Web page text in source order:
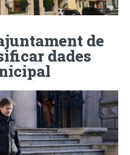
de
dades